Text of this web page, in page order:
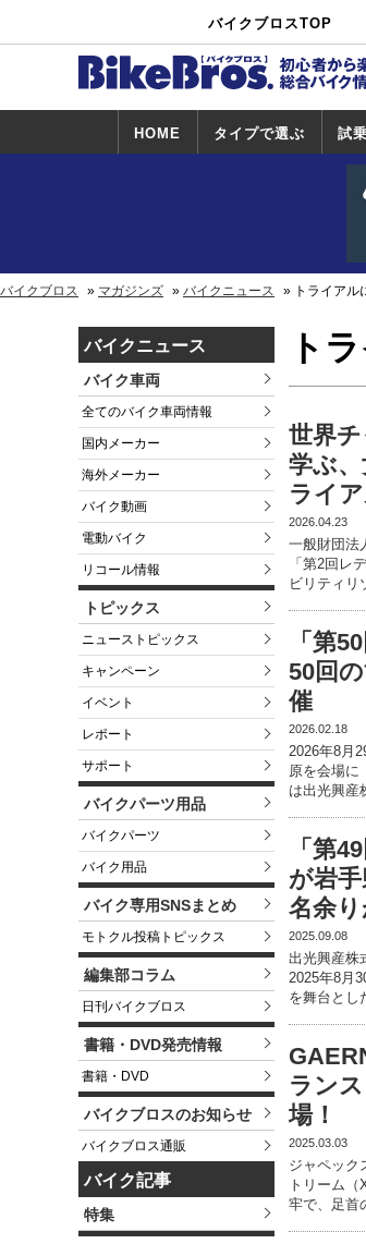
バイクブロスTOP
HOME タイプで選ぶ 試
試
一
ホ
ヤ
ス
カ
ハ
ト
ド
バイクブロス マガジンズ バイクニュース トライアル
バイクニュース
バイク車両
全てのバイク車両情報
国内メーカー
海外メーカー
バイク動画
電動バイク
リコール情報
トピックス
ニューストピックス
キャンペーン
イベント
レポート
サポート
バイクパーツ用品
バイクパーツ
バイク用品
バイク専用SNSまとめ
モトクル投稿トピックス
編集部コラム
日刊バイクブロス
書籍・DVD発売情報
書籍・DVD
バイクブロスのお知らせ
バイクブロス通販
バイク記事
特集
ト
世界
学ぶ
ライ
2026.04.23
一般財団法
「第2回レ
ビリティリ
「第
50回
催
2026.02.18
2026年8月
原を会場に
は出光興産
「第
が岩
名余
2025.09.08
出光興産株
2025年8月
を舞台とし
ラン
場！
2025.03.03
ジャペック
トリーム
牢で、足首